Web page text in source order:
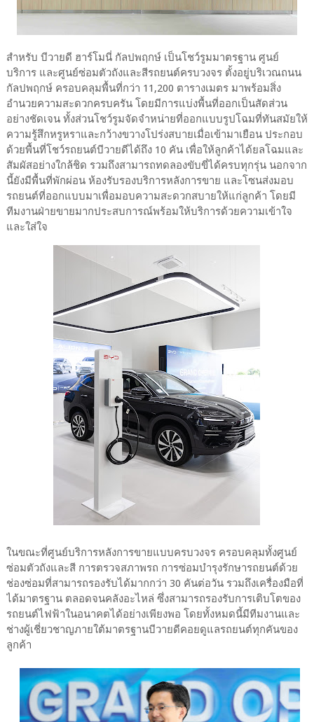
สำหรับ บีวายดี ฮาร์โมนี่ กัลปพฤกษ์ เป็นโชว์รูมมาตรฐาน ศูนย์
บริการ และศูนย์ซ่อมตัวถังและสีรถยนต์ครบวงจร ตั้งอยู่บริเวณถนน
กัลปพฤกษ์ ครอบคลุมพื้นที่กว่า 11,200 ตารางเมตร มาพร้อมสิ่ง
อำนวยความสะดวกครบครัน โดยมีการแบ่งพื้นที่ออกเป็นสัดส่วน
อย่างชัดเจน ทั้งส่วนโชว์รูมจัดจำหน่ายที่ออกแบบรูปโฉมที่ทันสมัยให้
ความรู้สึกหรูหราและกว้างขวางโปร่งสบายเมื่อเข้ามาเยือน ประกอบ
ด้วยพื้นที่โชว์รถยนต์บีวายดีได้ถึง 10 คัน เพื่อให้ลูกค้าได้ยลโฉมและ
สัมผัสอย่างใกล้ชิด รวมถึงสามารถทดลองขับขี่ได้ครบทุกรุ่น นอกจาก
นี้ยังมีพื้นที่พักผ่อน ห้องรับรองบริการหลังการขาย และโซนส่งมอบ
รถยนต์ที่ออกแบบมาเพื่อมอบความสะดวกสบายให้แก่ลูกค้า โดยมี
ทีมงานฝ่ายขายมากประสบการณ์พร้อมให้บริการด้วยความเข้าใจ
และใส่ใจ
ในขณะที่ศูนย์บริการหลังการขายแบบครบวงจร ครอบคลุมทั้งศูนย์
ซ่อมตัวถังและสี การตรวจสภาพรถ การซ่อมบำรุงรักษารถยนต์ด้วย
ช่องซ่อมที่สามารถรองรับได้มากกว่า 30 คันต่อวัน รวมถึงเครื่องมือที่
ได้มาตรฐาน ตลอดจนคลังอะไหล่ ซึ่งสามารถรองรับการเติบโตของ
รถยนต์ไฟฟ้าในอนาคตได้อย่างเพียงพอ โดยทั้งหมดนี้มีทีมงานและ
ช่างผู้เชี่ยวชาญภายใต้มาตรฐานบีวายดีคอยดูแลรถยนต์ทุกคันของ
ลูกค้า